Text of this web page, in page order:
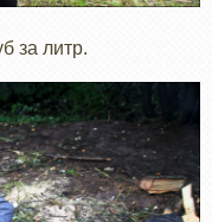
за литр.